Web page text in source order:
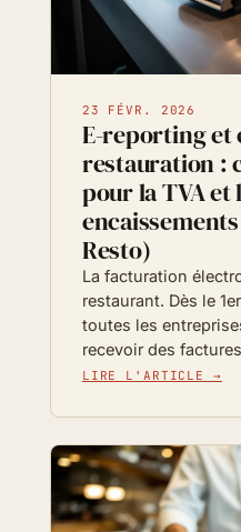
23 FÉVR. 2026
E-reporting et
restauration :
pour la TVA et
Resto)
La facturation
restaurant. Dès le
toutes les
recevoir des
LIRE L'ARTICLE →